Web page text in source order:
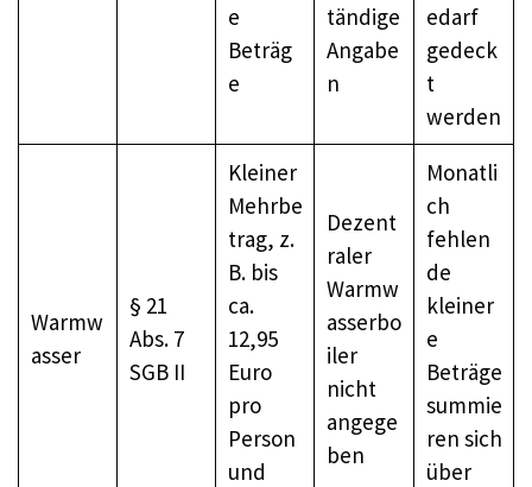
e
Beträg
e
tändige
Angabe
n
edarf
gedeck
t
werden
Warmw
asser
§ 21
Abs. 7
SGB II
Kleiner
Mehrbe
trag, z.
B. bis
ca.
12,95
Euro
pro
Person
und
Dezent
raler
Warmw
asserbo
iler
nicht
angege
ben
Monatli
ch
fehlen
de
kleiner
e
Beträge
summie
ren sich
über